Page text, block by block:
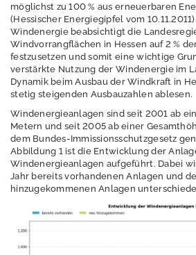
Klimawandel und
Anpassung
Lärm
Luft
Indikatoren
Naturschutz -
Zentrum für
Artenvielfalt
und
Kreislaufwirtschaft,
Abfall
möglichst zu 100 % aus erneuerbaren
(Hessischer Energiegipfel vom
Windenergie beabsichtigt die
Windvorrangflächen in Hessen auf 2 %
festzusetzen und somit eine wichtige
verstärkte Nutzung der Windenergie im
Dynamik beim Ausbau der Windkraft in
stetig steigenden Ausbauzahlen ablesen.
Windenergieanlagen sind seit 2001 ab
Metern und seit 2005 ab einer
dem Bundes-Immissionsschutzgesetz
Abbildung 1 ist die Entwicklung der
Windenergieanlagen aufgeführt. Dabei
Jahr bereits vorhandenen Anlagen und
hinzugekommenen Anlagen